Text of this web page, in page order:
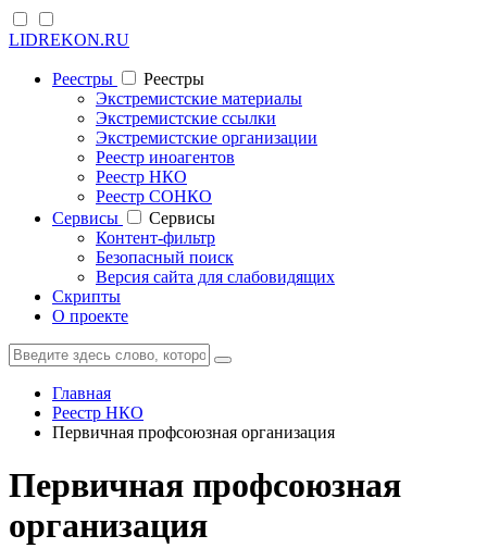
LIDREKON.RU
Реестры
Реестры
Экстремистские материалы
Экстремистские ссылки
Экстремистские организации
Реестр иноагентов
Реестр НКО
Реестр СОНКО
Cервисы
Cервисы
Контент-фильтр
Безопасный поиск
Версия сайта для слабовидящих
Скрипты
О проекте
Главная
Реестр НКО
Первичная профсоюзная организация
Первичная профсоюзная
организация